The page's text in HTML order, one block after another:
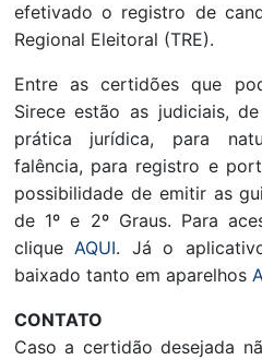
efetivado o registro de
Regional Eleitoral (TRE).
Entre as certidões que
Sirece estão as judiciais,
prática jurídica, para
falência, para registro e
possibilidade de emitir as
de 1º e 2º Graus. Para
cliqueAQUI. Já o
baixado tanto em aparelhos
CONTATO
Caso a certidão desejada